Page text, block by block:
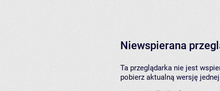
Niewspierana
Ta przeglądarka nie jest
pobierz aktualną wersję